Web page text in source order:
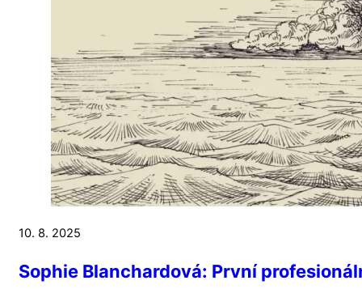
10. 8. 2025
Sophie Blanchardová: První